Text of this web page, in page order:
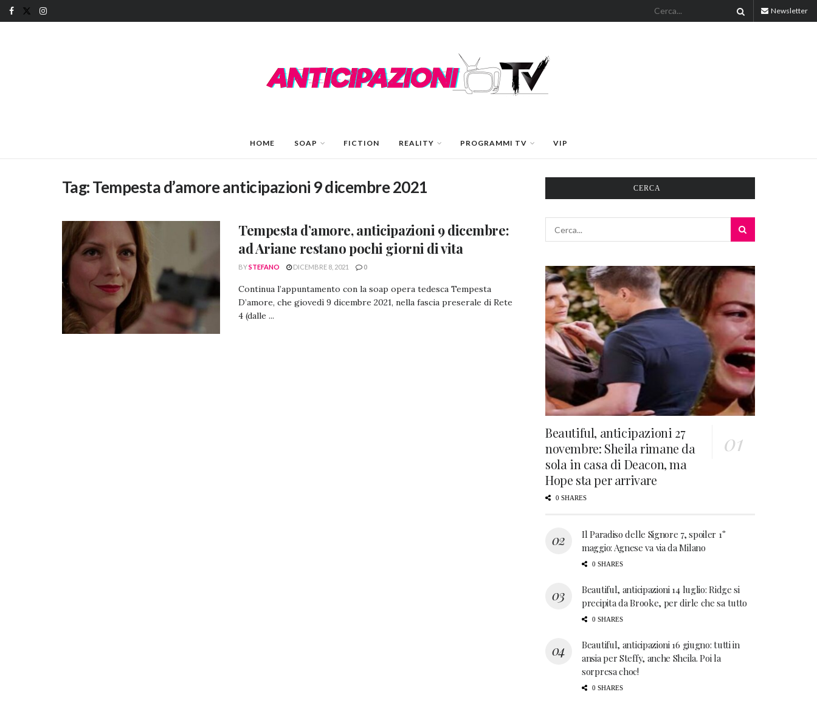
Newsletter
HOME SOAP FICTION REALITY PROGRAMMI TV VIP
Tag:Tempesta d’amore anticipazioni 9 dicembre 2021
Tempesta d’amore, anticipazioni 9 dicembre:
ad Ariane restano pochi giorni di vita
BYSTEFANO DICEMBRE 8, 2021 0
Continua l’appuntamento con la soap opera tedesca Tempesta
D’amore, che giovedì 9 dicembre 2021, nella fascia preserale di Rete
4 (dalle ...
CERCA
Beautiful, anticipazioni 27
novembre: Sheila rimane da
sola in casa di Deacon, ma
Hope sta per arrivare
0 SHARES
Il Paradiso delle Signore 7, spoiler 1°
maggio: Agnese va via da Milano
0 SHARES
Beautiful, anticipazioni 14 luglio: Ridge si
precipita da Brooke, per dirle che sa tutto
0 SHARES
Beautiful, anticipazioni 16 giugno: tutti in
ansia per Steffy, anche Sheila. Poi la
sorpresa choc!
0 SHARES